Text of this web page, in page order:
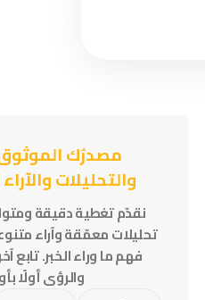
مصدرُك الموثوق
والتحليلات
نقدّم تغطية دقيقة
تحليلات معمّقة وآراء
فهم ما وراء الخبر. تابع
والرؤى أولًا